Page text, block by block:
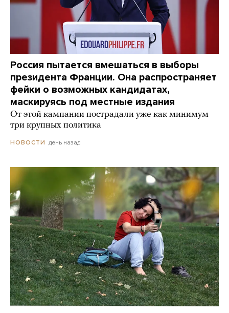
Россия пытается вмешаться в выборы
президента Франции. Она распространяет
фейки о возможных кандидатах,
маскируясь под местные издания
От этой кампании пострадали уже как минимум
три крупных политика
НОВОСТИ день назад